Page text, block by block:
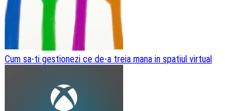
Cum sa-ti gestionezi ce de-a treia mana in spatiul virtual